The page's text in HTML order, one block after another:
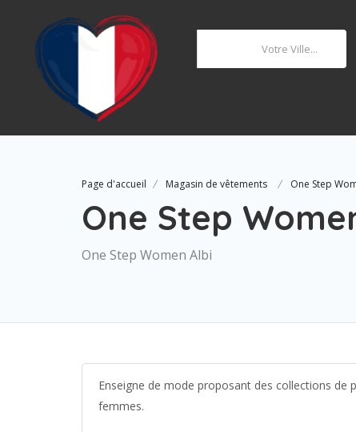
Page d'accueil Magasin de vêtements One Step
One Step
One Step Women Albi
Enseigne de mode proposant des collections
femmes.